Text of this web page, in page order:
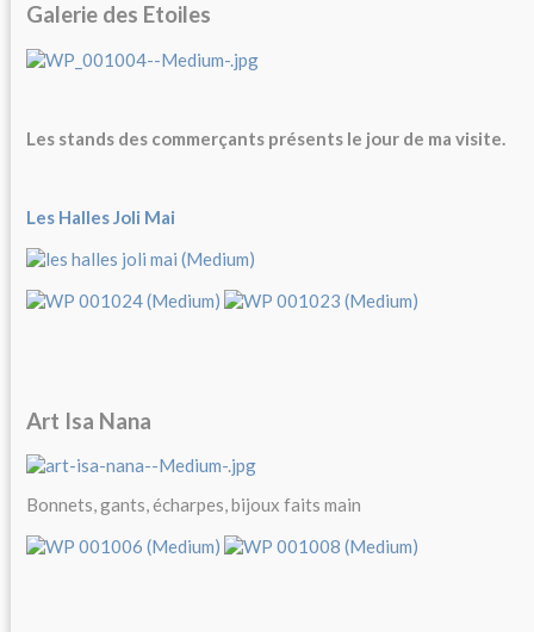
Galerie des Etoiles
Les stands des commerçants présents le jour de ma visite.
Les Halles Joli Mai
Art Isa Nana
Bonnets, gants, écharpes, bijoux faits main